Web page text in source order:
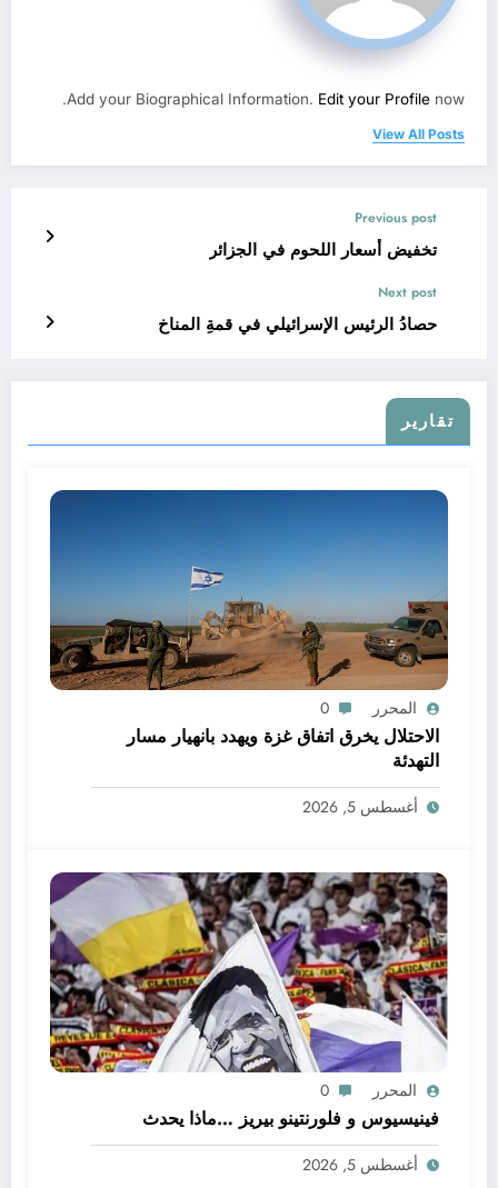
Add your Biographical Information. Edit your Profile now.
View All Posts
Previous post
تخفيض أسعار اللحوم في الجزائر
Next post
حصادُ الرئيس الإسرائيلي في قمةِ المناخ
تقارير
المحرر 0
الاحتلال يخرق اتفاق غزة ويهدد بانهيار مسار
التهدئة
أغسطس 5, 2026
المحرر 0
فينيسيوس و فلورنتينو بيريز …ماذا يحدث
أغسطس 5, 2026